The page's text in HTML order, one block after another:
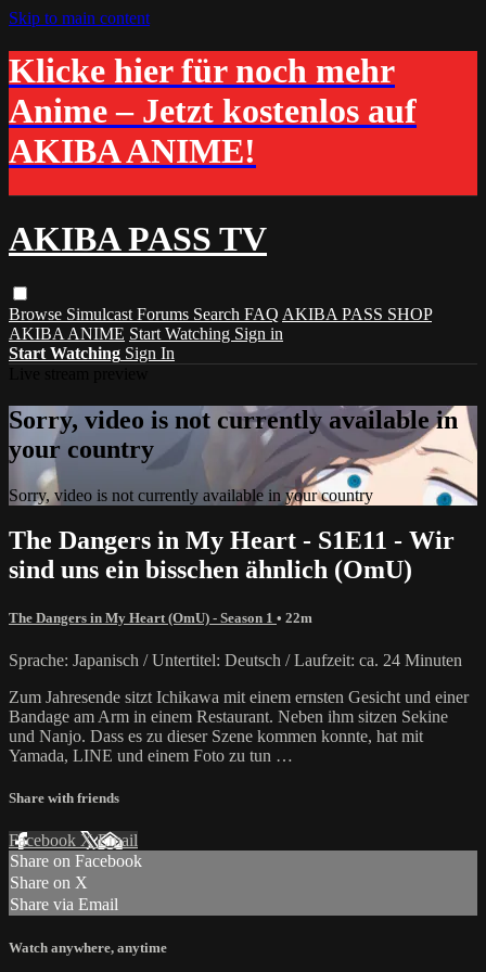
Skip to main content
Klicke hier für noch mehr
Anime – Jetzt kostenlos auf
AKIBA ANIME!
AKIBA PASS TV
Browse Simulcast Forums Search FAQ AKIBA PASS SHOP
AKIBA ANIME Start Watching Sign in
Start Watching Sign In
Sorry, video is not currently available in
your country
Sorry, video is not currently available in your country
The Dangers in My Heart - S1E11 - Wir
sind uns ein bisschen ähnlich (OmU)
The Dangers in My Heart (OmU) - Season 1 • 22m
Sprache: Japanisch / Untertitel: Deutsch / Laufzeit: ca. 24 Minuten
Zum Jahresende sitzt Ichikawa mit einem ernsten Gesicht und einer
Bandage am Arm in einem Restaurant. Neben ihm sitzen Sekine
und Nanjo. Dass es zu dieser Szene kommen konnte, hat mit
Yamada, LINE und einem Foto zu tun …
Share with friends
Facebook XEmail
Share on Facebook
Share on X
Share via Email
Watch anywhere, anytime